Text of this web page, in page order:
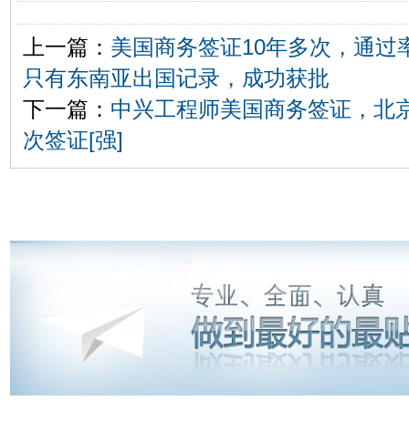
上一篇： 美国商务签证10年多次，通过
只有东南亚出国记录，成功获批
下一篇： 中兴工程师美国商务签证，北
次签证[强]